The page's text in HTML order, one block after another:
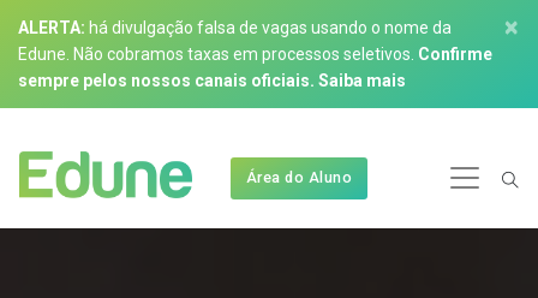
ALERTA: há divulgação falsa de vagas usando o nome da
Edune. Não cobramos taxas em processos seletivos. Confirme
sempre pelos nossos canais oficiais. Saiba mais
×
Área do Aluno